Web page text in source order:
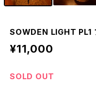
SOWDEN LIGHT PL1
¥11,000
SOLD OUT